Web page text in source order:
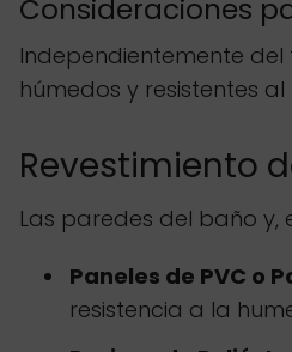
Consideraciones
Independientemente
húmedos y resistentes al
Revestimiento
Las paredes del baño
Paneles de PVC o
resistencia a la